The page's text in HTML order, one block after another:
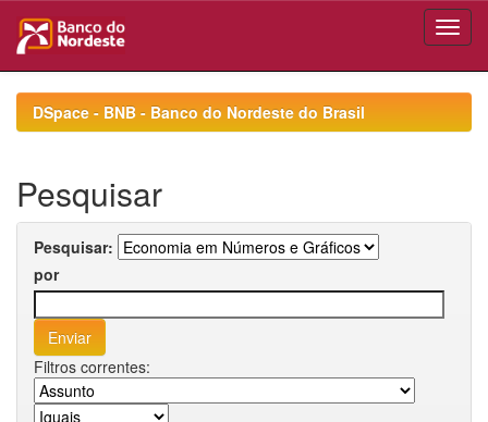
navigationDSpace - BNB - Banco do Nordeste do Brasil
Pesquisar
Pesquisar:
por
Filtros correntes: